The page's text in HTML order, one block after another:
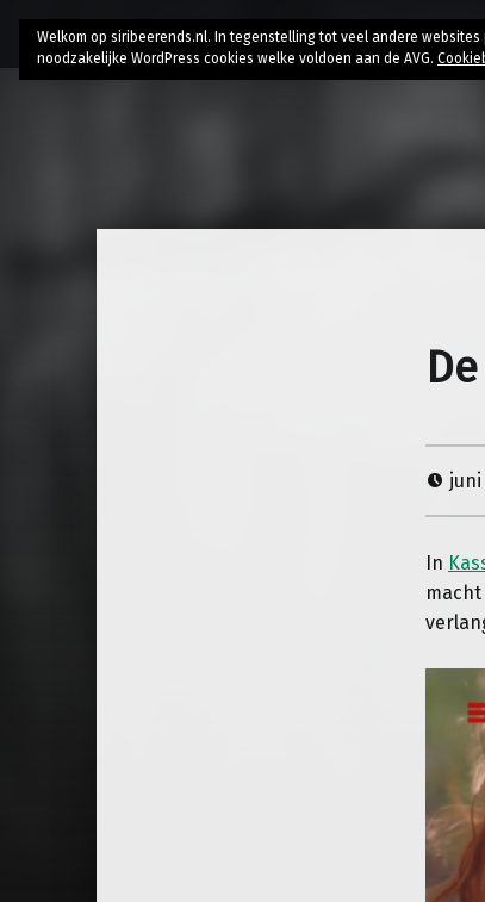
Home Bio Research AI // Authenticity
juni
In
Welkom op siribeerends.nl. In tegenstelling tot veel andere
noodzakelijke WordPress cookies welke voldoen aan de AVG.